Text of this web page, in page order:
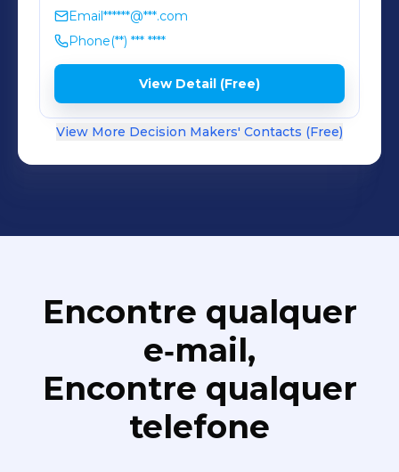
Assistência Técnica; Manutenção;
Treinamentos.
Email******@***.com
Phone(**) *** ****
View Detail (Free)
View More Decision Makers' Contacts (Free)
Encontre qualquer
e‑mail,
Encontre qualquer
telefone